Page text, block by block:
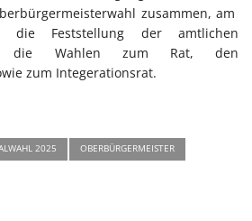
zusammen, am
die Feststellung der amtlichen
die Wahlen zum Rat, den
zum Integerationsrat.
2025
OBERBÜRGERMEISTER